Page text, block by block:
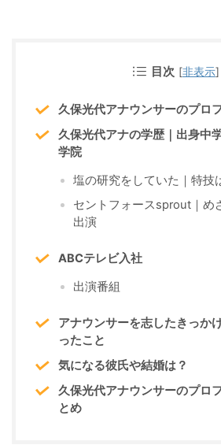
目次 [非表示]
久保光代アナウンサーのプロ
久保光代アナの学歴｜出身中
学院
塩の研究をしていた｜特技
セントフォースsprout｜め
出演
ABCテレビ入社
出演番組
アナウンサーを志したきっか
ったこと
気になる彼氏や結婚は？
久保光代アナウンサーのプロ
とめ